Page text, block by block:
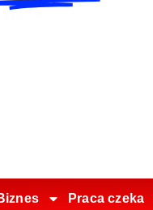
Praca czeka